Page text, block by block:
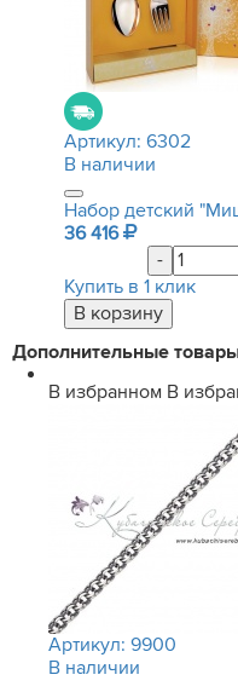
Артикул: 6302
В наличии
Набор детский
36 416
-
Купить в 1 клик
Дополнительные
В избранном В
Артикул: 9900
В наличии